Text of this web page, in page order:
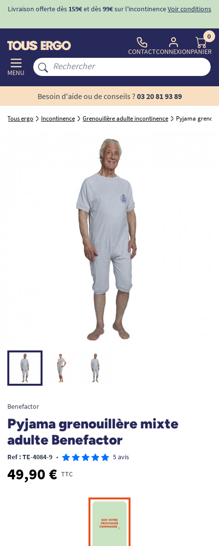
99€sur l'incontinenceVoir conditions -10%avec le code "
MENU
CONTACTCONNEXION
0
PANIER
Besoin d'aide ou de conseils ? 03 20 81 93 89
Tous ergo Incontinence Grenouillère adulte incontinence Pyjama
Benefactor
Pyjama grenouillère mixte
adulte Benefactor
Ref : TE-4084-9 • 5 avis
49,90 € TTC